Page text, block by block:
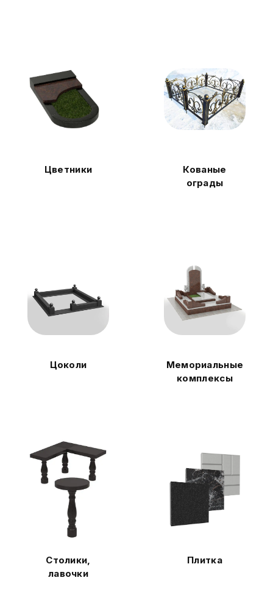
Цветники
Кованые
ограды
Цоколи
Мемориальные
комплексы
Столики,
лавочки
Плитка